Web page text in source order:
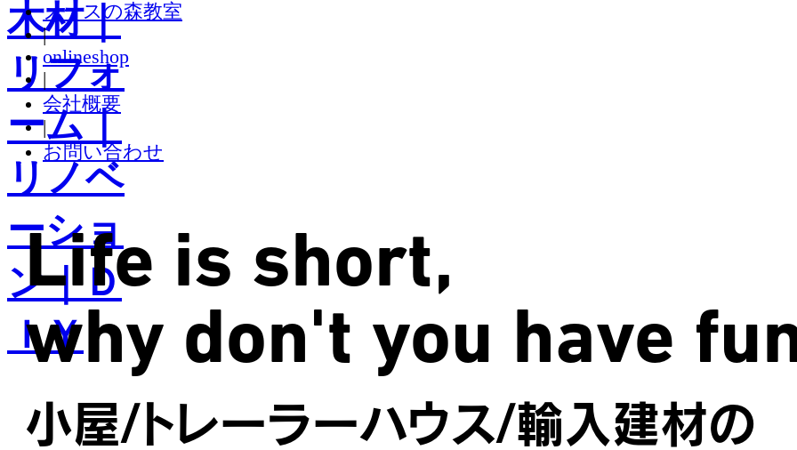
ノースの森教室
|
onlineshop
|
会社概要
|
お問い合わせ
Life is short,
why don't you have
小屋/トレーラーハウス/輸入建材の